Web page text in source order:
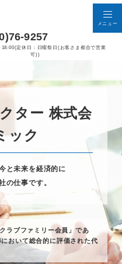
9257
18:00(定休日：日曜祭日(お客さま都合で営業
可))
メニュー
ター 株式会
ック
と未来を経済的に
の仕事です。
ラブファミリー会員」であ
おいて総合的に評価された代